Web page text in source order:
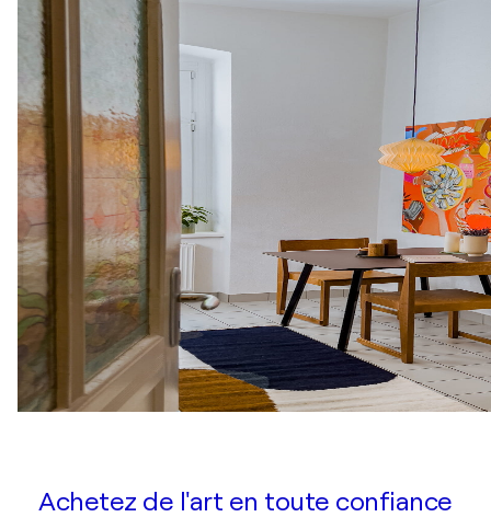
Achetez de l'art en toute confiance